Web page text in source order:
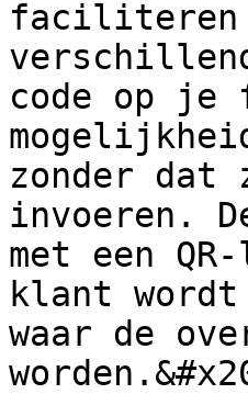
faciliteren
code op je
zonder dat
invoeren.
met een
klant
waar de